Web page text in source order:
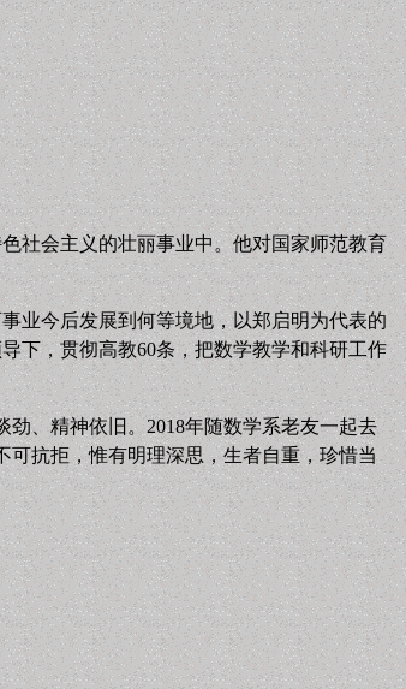
社会主义的壮丽事业中。他对国家师范教育
业今后发展到何等境地，以郑启明为代表的
下，贯彻高教60条，把数学教学和科研工作
、精神依旧。2018年随数学系老友一起去
可抗拒，惟有明理深思，生者自重，珍惜当